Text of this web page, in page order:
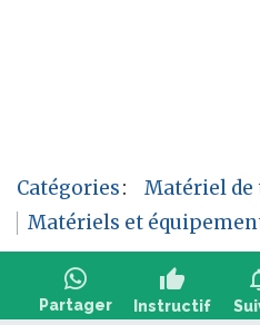
Catégories:
Matériel de
Matériels et
Partager
thumb_up
Instructif